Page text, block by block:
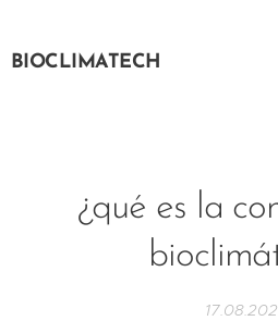
BIOCLIMATECH
¿qué es la